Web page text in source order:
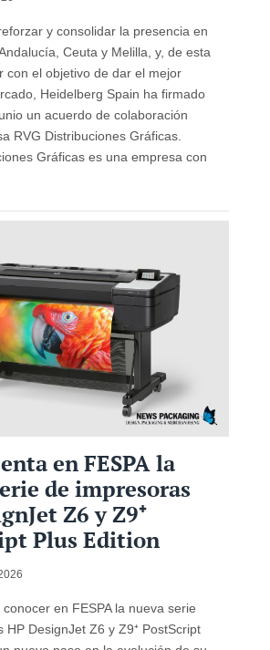
y consolidar la presencia en
Ceuta y Melilla, y, de esta
con el objetivo de dar el mejor
Heidelberg Spain ha firmado
un acuerdo de colaboración
RVG Distribuciones Gráficas.
Gráficas es una empresa con
en FESPA la
de impresoras
Z6 y Z9⁺
Plus Edition
en FESPA la nueva serie
HP DesignJet Z6 y Z9⁺ PostScript